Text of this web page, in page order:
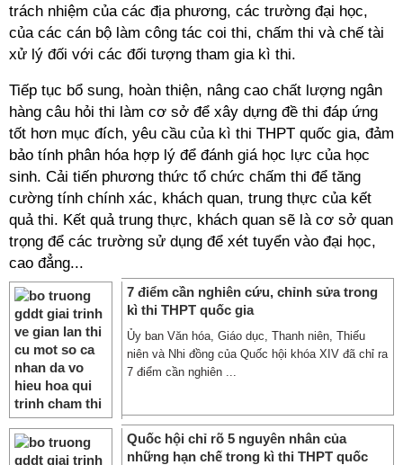
trách nhiệm của các địa phương, các trường đại học,
của các cán bộ làm công tác coi thi, chấm thi và chế tài
xử lý đối với các đối tượng tham gia kì thi.
Tiếp tục bổ sung, hoàn thiện, nâng cao chất lượng ngân
hàng câu hỏi thi làm cơ sở để xây dựng đề thi đáp ứng
tốt hơn mục đích, yêu cầu của kì thi THPT quốc gia, đảm
bảo tính phân hóa hợp lý để đánh giá học lực của học
sinh. Cải tiến phương thức tổ chức chấm thi để tăng
cường tính chính xác, khách quan, trung thực của kết
quả thi. Kết quả trung thực, khách quan sẽ là cơ sở quan
trọng để các trường sử dụng để xét tuyển vào đại học,
cao đẳng...
7 điểm cần nghiên cứu, chỉnh sửa trong
kì thi THPT quốc gia
Ủy ban Văn hóa, Giáo dục, Thanh niên, Thiếu
niên và Nhi đồng của Quốc hội khóa XIV đã chỉ ra
7 điểm cần nghiên ...
Quốc hội chỉ rõ 5 nguyên nhân của
những hạn chế trong kì thi THPT quốc